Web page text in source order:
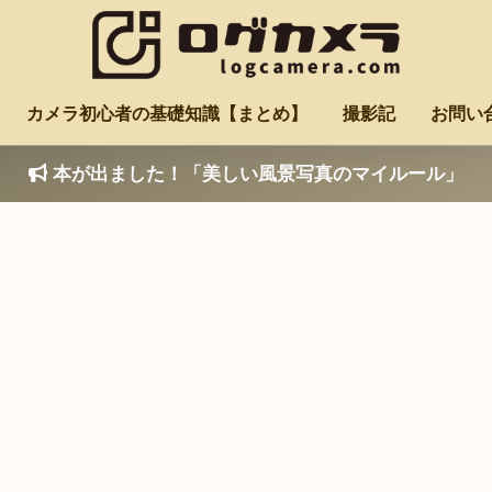
カメラ初心者の基礎知識【まとめ】 撮影記 お問い
本が出ました！「美しい風景写真のマイルール」